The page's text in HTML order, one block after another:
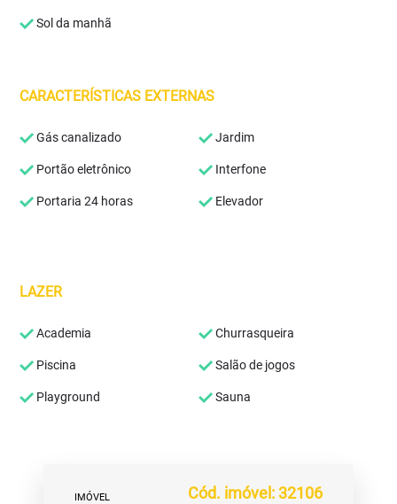
Sol da manhã
CARACTERÍSTICAS EXTERNAS
Gás canalizado Jardim
Portão eletrônico Interfone
Portaria 24 horas Elevador
LAZER
Academia Churrasqueira
Piscina Salão de jogos
Playground Sauna
IMÓVEL Cód. imóvel: 32106